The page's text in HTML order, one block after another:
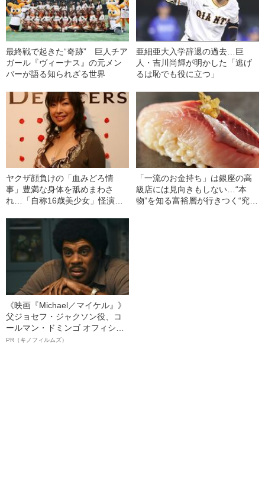
最終戦で起きた“奇跡” 巨人チア
ガール『ヴィーナス』の元メン
バーが語る知られざる世界
亜細亜大入学辞退の過去…巨
人・吉川尚輝が明かした「逃げ
るは恥でも役に立つ」
ヤクザ顔負けの「血みどろ情
事」豊満な身体を舐めまわさ
れ…「自称16歳美少女」怪演
ぎる“熟れ方”
「一流のお金持ち」は銀座の高
級店には見向きもしない…“本
物”を知る富裕層が行きつく“究極
《映画『Michael／マイケル』》
父ジョセフ・ジャクソン役、コ
ールマン・ドミンゴ オフィシャ
ルインタビュー“観客を魅了した
PR（キノフィルムズ）